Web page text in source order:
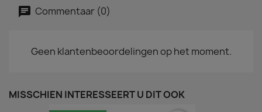
Commentaar (0)
Geen klantenbeoordelingen op het moment.
MISSCHIEN INTERESSEERT U DIT OOK